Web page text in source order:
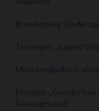
Brandenburg:
Thüringen: „Jugend
Mönchengladbach
Lesetipp:
Ganztagsschule